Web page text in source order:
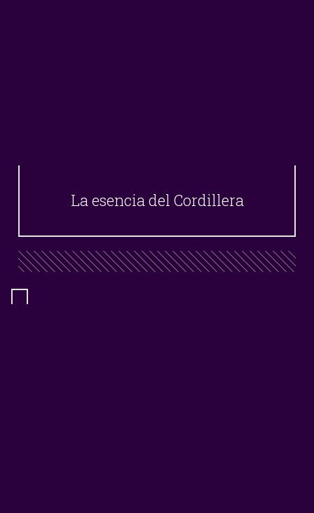
La esencia del Cordillera